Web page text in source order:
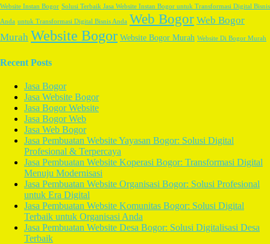
Website Instan Bogor Solusi Terbaik Jasa Website Instan Bogor untuk Transformasi Digital Bisnis
Anda untuk Transformasi Digital Bisnis Anda Web Bogor Web Bogor
Murah Website Bogor Website Bogor Murah Website Di Bogor Murah
Recent Posts
Jasa Bogor
Jasa Website Bogor
Jasa Bogor Website
Jasa Bogor Web
Jasa Web Bogor
Jasa Pembuatan Website Yayasan Bogor: Solusi Digital
Profesional & Terpercaya
Jasa Pembuatan Website Koperasi Bogor: Transformasi Digital
Menuju Modernisasi
Jasa Pembuatan Website Organisasi Bogor: Solusi Profesional
untuk Era Digital
Jasa Pembuatan Website Komunitas Bogor: Solusi Digital
Terbaik untuk Organisasi Anda
Jasa Pembuatan Website Desa Bogor: Solusi Digitalisasi Desa
Terbaik